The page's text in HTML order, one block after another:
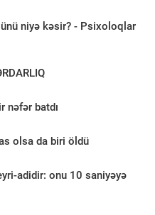
niyə kəsir? - Psixoloqlar
nəfər batdı
olsa da biri öldü
adidir: onu 10 saniyəyə